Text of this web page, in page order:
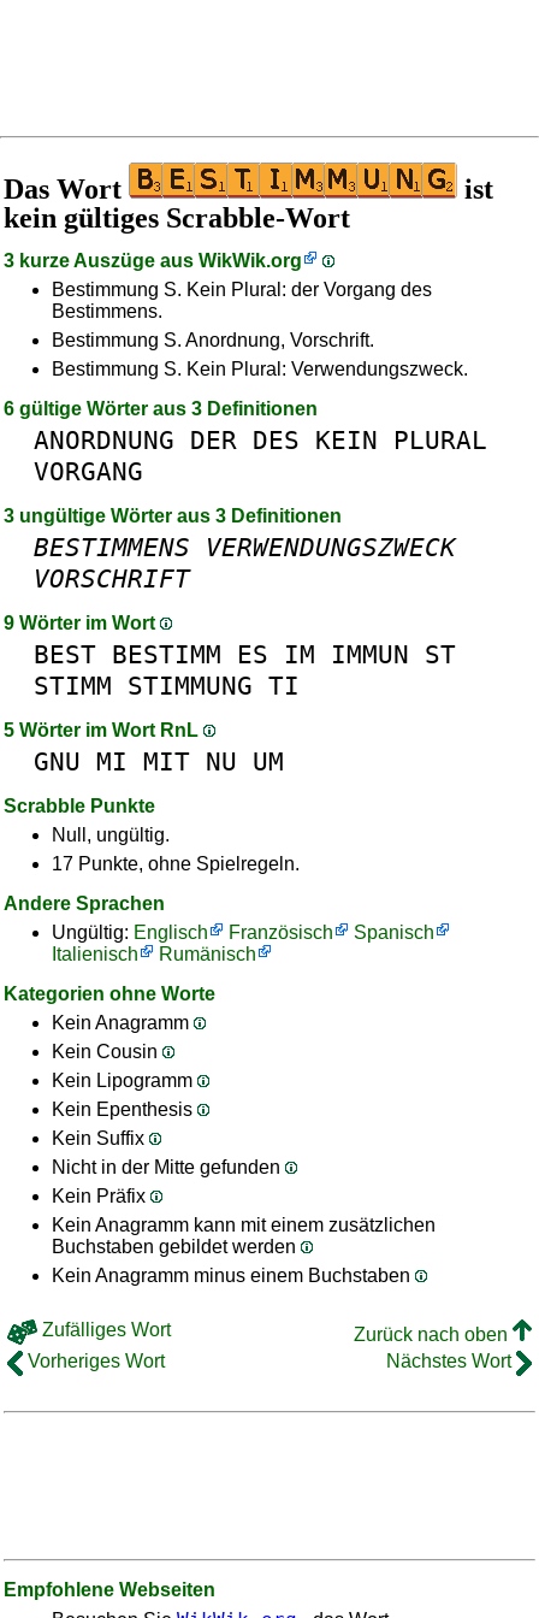
Das Wort
ist
kein gültiges Scrabble-Wort
3 kurze Auszüge aus WikWik.org
Bestimmung S. Kein Plural: der Vorgang des
Bestimmens.
Bestimmung S. Anordnung, Vorschrift.
Bestimmung S. Kein Plural: Verwendungszweck.
6 gültige Wörter aus 3 Definitionen
ANORDNUNG DER DES KEIN
PLURAL
VORGANG
3 ungültige Wörter aus 3 Definitionen
BESTIMMENS
VERWENDUNGSZWECK
VORSCHRIFT
9 Wörter im Wort
BEST BESTIMM ES IM IMMUN ST
STIMM STIMMUNG TI
5 Wörter im Wort RnL
GNU MI MIT NU UM
Scrabble Punkte
Null, ungültig.
17 Punkte, ohne Spielregeln.
Andere Sprachen
Ungültig: Englisch Französisch
Spanisch
Italienisch
Rumänisch
Kategorien ohne Worte
Kein Anagramm
Kein Cousin
Kein Lipogramm
Kein Epenthesis
Kein Suffix
Nicht in der Mitte gefunden
Kein Präfix
Kein Anagramm kann mit einem zusätzlichen
Buchstaben gebildet werden
Kein Anagramm minus einem Buchstaben
Zufälliges Wort
Zurück nach oben
Vorheriges Wort
Nächstes Wort
Empfohlene Webseiten